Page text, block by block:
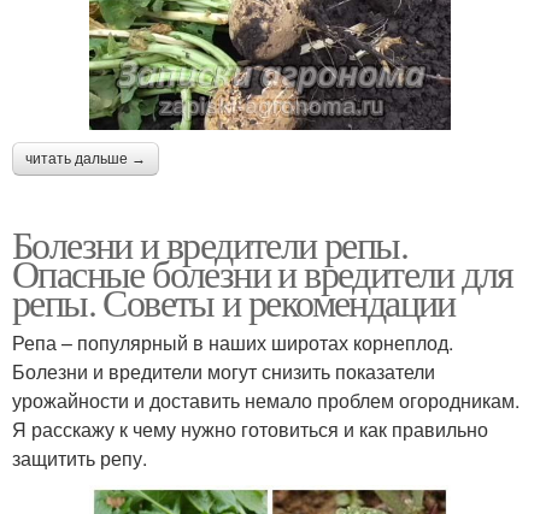
читать дальше →
Болезни и вредители репы.
Опасные болезни и вредители для
репы. Советы и рекомендации
Репа – популярный в наших широтах корнеплод.
Болезни и вредители могут снизить показатели
урожайности и доставить немало проблем огородникам.
Я расскажу к чему нужно готовиться и как правильно
защитить репу.